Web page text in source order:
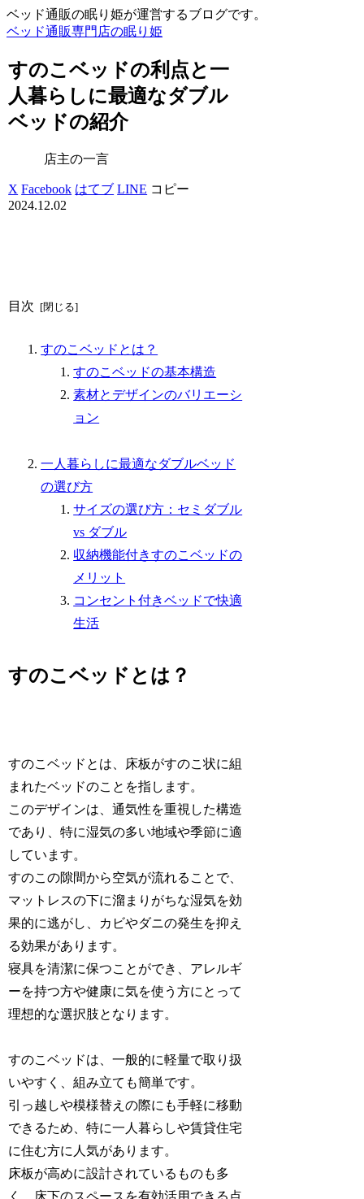
ベッド通販の眠り姫が運営するブログです。
ベッド通販専門店の眠り姫
すのこベッドの利点と一
人暮らしに最適なダブル
ベッドの紹介
店主の一言
X Facebook はてブ LINE コピー
2024.12.02
目次
すのこベッドとは？
すのこベッドの基本構造
素材とデザインのバリエーシ
ョン
一人暮らしに最適なダブルベッド
の選び方
サイズの選び方：セミダブル
vs ダブル
収納機能付きすのこベッドの
メリット
コンセント付きベッドで快適
生活
すのこベッドとは？
すのこベッドとは、床板がすのこ状に組
まれたベッドのことを指します。
このデザインは、通気性を重視した構造
であり、特に湿気の多い地域や季節に適
しています。
すのこの隙間から空気が流れることで、
マットレスの下に溜まりがちな湿気を効
果的に逃がし、カビやダニの発生を抑え
る効果があります。
寝具を清潔に保つことができ、アレルギ
ーを持つ方や健康に気を使う方にとって
理想的な選択肢となります。
すのこベッドは、一般的に軽量で取り扱
いやすく、組み立ても簡単です。
引っ越しや模様替えの際にも手軽に移動
できるため、特に一人暮らしや賃貸住宅
に住む方に人気があります。
床板が高めに設計されているものも多